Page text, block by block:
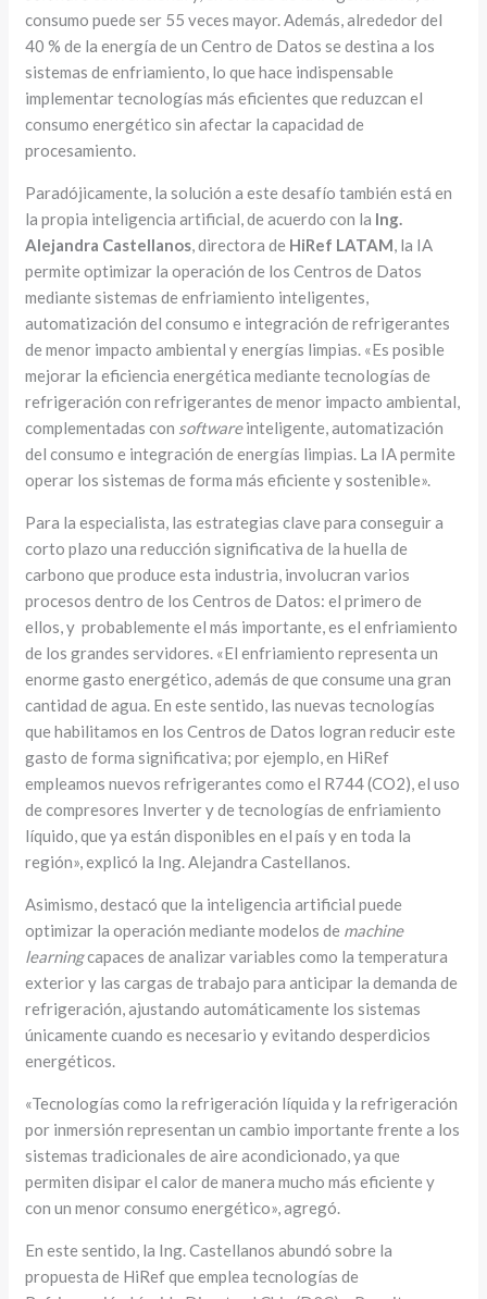
consumo puede ser 55 veces mayor. Además, alrededor del
40 % de la energía de un Centro de Datos se destina a los
sistemas de enfriamiento, lo que hace indispensable
implementar tecnologías más eficientes que reduzcan el
consumo energético sin afectar la capacidad de
procesamiento.
Paradójicamente, la solución a este desafío también está en
la propia inteligencia artificial, de acuerdo con la Ing.
Alejandra Castellanos, directora de HiRef LATAM, la IA
permite optimizar la operación de los Centros de Datos
mediante sistemas de enfriamiento inteligentes,
automatización del consumo e integración de refrigerantes
de menor impacto ambiental y energías limpias. «Es posible
mejorar la eficiencia energética mediante tecnologías de
refrigeración con refrigerantes de menor impacto ambiental,
complementadas con softwareinteligente, automatización
del consumo e integración de energías limpias. La IA permite
operar los sistemas de forma más eficiente y sostenible».
Para la especialista, las estrategias clave para conseguir a
corto plazo una reducción significativa de la huella de
carbono que produce esta industria, involucran varios
procesos dentro de los Centros de Datos: el primero de
ellos, y probablemente el más importante, es el enfriamiento
de los grandes servidores. «El enfriamiento representa un
enorme gasto energético, además de que consume una gran
cantidad de agua. En este sentido, las nuevas tecnologías
que habilitamos en los Centros de Datos logran reducir este
gasto de forma significativa; por ejemplo, en HiRef
empleamos nuevos refrigerantes como el R744 (CO2), el uso
de compresores Inverter y de tecnologías de enfriamiento
líquido, que ya están disponibles en el país y en toda la
región», explicó la Ing. Alejandra Castellanos.
Asimismo, destacó que la inteligencia artificial puede
optimizar la operación mediante modelos de machine
learningcapaces de analizar variables como la temperatura
exterior y las cargas de trabajo para anticipar la demanda de
refrigeración, ajustando automáticamente los sistemas
únicamente cuando es necesario y evitando desperdicios
energéticos.
«Tecnologías como la refrigeración líquida y la refrigeración
por inmersión representan un cambio importante frente a los
sistemas tradicionales de aire acondicionado, ya que
permiten disipar el calor de manera mucho más eficiente y
con un menor consumo energético», agregó.
En este sentido, la Ing. Castellanos abundó sobre la
propuesta de HiRef que emplea tecnologías de